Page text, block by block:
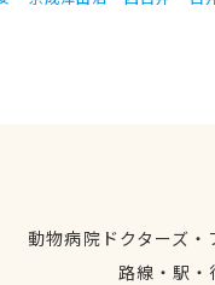
動物病院ドクターズ
路線・駅